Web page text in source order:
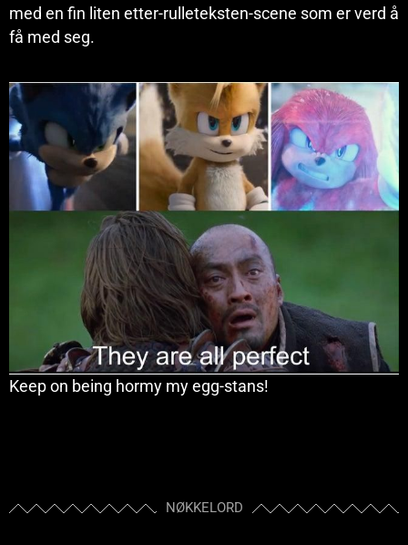
med en fin liten etter-rulleteksten-scene som er verd å
få med seg.
Keep on being hormy my egg-stans!
NØKKELORD